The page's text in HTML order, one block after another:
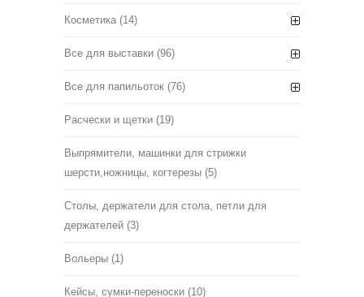
Косметика (14)
Все для выставки (96)
Все для папильоток (76)
Расчески и щетки (19)
Выпрямители, машинки для стрижки
шерсти,ножницы, когтерезы (5)
Столы, держатели для стола, петли для
держателей (3)
Вольеры (1)
Кейсы, сумки-переноски (10)